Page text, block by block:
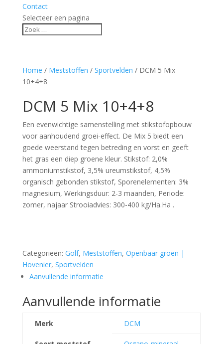
Contact
Selecteer een pagina
Home / Meststoffen / Sportvelden / DCM 5 Mix
10+4+8
DCM 5 Mix 10+4+8
Een evenwichtige samenstelling met stikstofopbouw
voor aanhoudend groei-effect. De Mix 5 biedt een
goede weerstand tegen betreding en vorst en geeft
het gras een diep groene kleur. Stikstof: 2,0%
ammoniumstikstof, 3,5% ureumstikstof, 4,5%
organisch gebonden stikstof, Sporenelementen: 3%
magnesium, Werkingsduur: 2-3 maanden, Periode:
zomer, najaar Strooiadvies: 300-400 kg/Ha.Ha .
Categorieën: Golf, Meststoffen, Openbaar groen |
Hovenier, Sportvelden
Aanvullende informatie
Aanvullende informatie
Merk DCM